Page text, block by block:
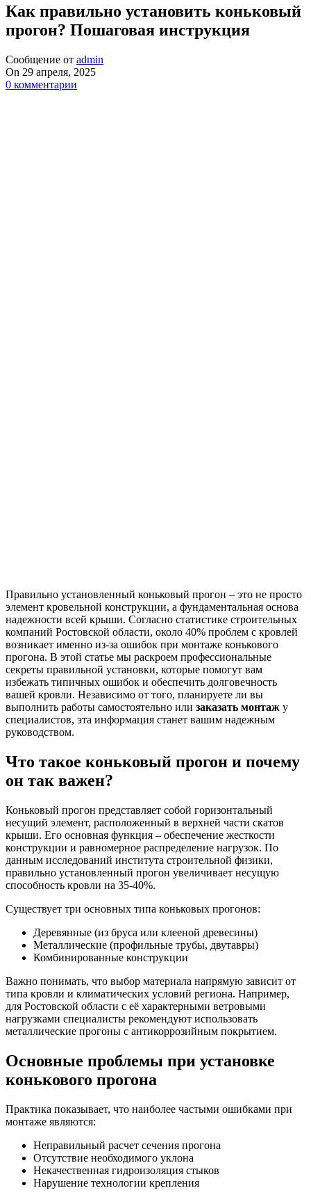
Как правильно установить коньковый
прогон? Пошаговая инструкция
Сообщение от admin
On 29 апреля, 2025
0 комментарии
Правильно установленный коньковый прогон – это не просто
элемент кровельной конструкции, а фундаментальная основа
надежности всей крыши. Согласно статистике строительных
компаний Ростовской области, около 40% проблем с кровлей
возникает именно из-за ошибок при монтаже конькового
прогона. В этой статье мы раскроем профессиональные
секреты правильной установки, которые помогут вам
избежать типичных ошибок и обеспечить долговечность
вашей кровли. Независимо от того, планируете ли вы
выполнить работы самостоятельно или заказать монтаж у
специалистов, эта информация станет вашим надежным
руководством.
Что такое коньковый прогон и почему
он так важен?
Коньковый прогон представляет собой горизонтальный
несущий элемент, расположенный в верхней части скатов
крыши. Его основная функция – обеспечение жесткости
конструкции и равномерное распределение нагрузок. По
данным исследований института строительной физики,
правильно установленный прогон увеличивает несущую
способность кровли на 35-40%.
Существует три основных типа коньковых прогонов:
Деревянные (из бруса или клееной древесины)
Металлические (профильные трубы, двутавры)
Комбинированные конструкции
Важно понимать, что выбор материала напрямую зависит от
типа кровли и климатических условий региона. Например,
для Ростовской области с её характерными ветровыми
нагрузками специалисты рекомендуют использовать
металлические прогоны с антикоррозийным покрытием.
Основные проблемы при установке
конькового прогона
Практика показывает, что наиболее частыми ошибками при
монтаже являются:
Неправильный расчет сечения прогона
Отсутствие необходимого уклона
Некачественная гидроизоляция стыков
Нарушение технологии крепления